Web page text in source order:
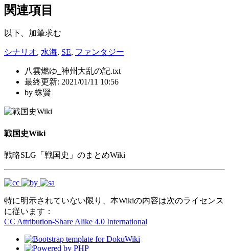
関連項目
以下、加筆求む
シナリオ, 水海, SE, ファンタジー
八雲燃ゆ_神州大乱の記.txt
最終更新: 2021/01/11 10:56
by 蛛賢
戦国史Wiki
戦略SLG「戦国史」のまとめWiki
特に明示されていない限り、本Wikiの内容は次のライセンス
に従います：
CC Attribution-Share Alike 4.0 International